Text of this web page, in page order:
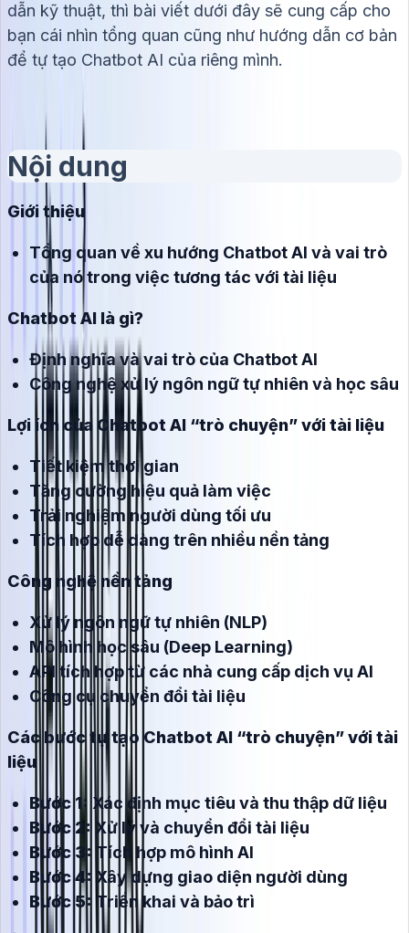
dẫn kỹ thuật, thì bài viết dưới đây sẽ cung cấp cho
bạn cái nhìn tổng quan cũng như hướng dẫn cơ bản
để tự tạo Chatbot AI của riêng mình.
Nội dung
Giới thiệu
Tổng quan về xu hướng Chatbot AI và vai trò
của nó trong việc tương tác với tài liệu
Chatbot AI là gì?
Định nghĩa và vai trò của Chatbot AI
Công nghệ xử lý ngôn ngữ tự nhiên và học sâu
Lợi ích của Chatbot AI “trò chuyện” với tài liệu
Tiết kiệm thời gian
Tăng cường hiệu quả làm việc
Trải nghiệm người dùng tối ưu
Tích hợp dễ dàng trên nhiều nền tảng
Công nghệ nền tảng
Xử lý ngôn ngữ tự nhiên (NLP)
Mô hình học sâu (Deep Learning)
API tích hợp từ các nhà cung cấp dịch vụ AI
Công cụ chuyển đổi tài liệu
Các bước tự tạo Chatbot AI “trò chuyện” với tài
liệu
Bước 1: Xác định mục tiêu và thu thập dữ liệu
Bước 2: Xử lý và chuyển đổi tài liệu
Bước 3: Tích hợp mô hình AI
Bước 4: Xây dựng giao diện người dùng
Bước 5: Triển khai và bảo trì